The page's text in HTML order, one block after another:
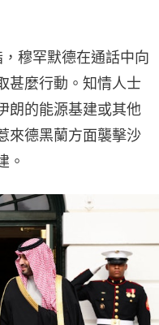
穆罕默德在通話中向
甚麼行動。知情人士
朗的能源基建或其他
來德黑蘭方面襲擊沙
。